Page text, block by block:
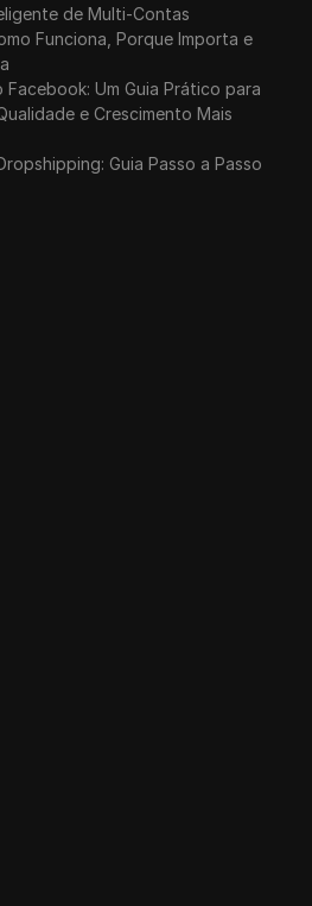
de Multi-Contas
Funciona, Porque Importa e
Um Guia Prático para
e Crescimento Mais
Guia Passo a Passo